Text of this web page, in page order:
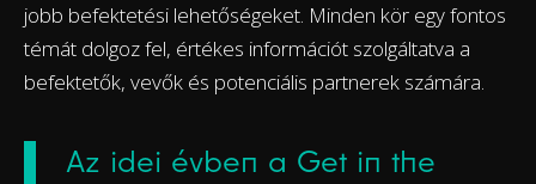
jobb befektetési lehetőségeket. Minden kör egy fontos
témát dolgoz fel, értékes információt szolgáltatva a
befektetők, vevők és potenciális partnerek számára.
Az idei évben a Get in the